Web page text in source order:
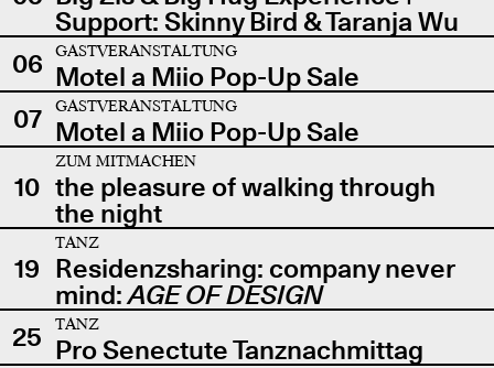
Support: Skinny Bird & Taranja Wu
06
GASTVERANSTALTUNG
Motel a Miio Pop-Up Sale
07
GASTVERANSTALTUNG
Motel a Miio Pop-Up Sale
10
ZUM MITMACHEN
the pleasure of walking through
the night
19
TANZ
Residenzsharing: company never
mind:AGE OF DESIGN
25
TANZ
Pro Senectute Tanznachmittag